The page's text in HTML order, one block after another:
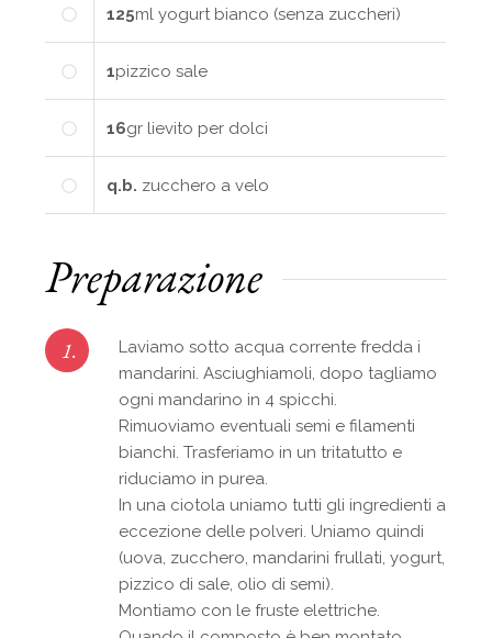
125ml yogurt bianco (senza zuccheri)
1pizzico sale
16gr lievito per dolci
q.b. zucchero a velo
Preparazione
1.
Laviamo sotto acqua corrente fredda i
mandarini. Asciughiamoli, dopo tagliamo
ogni mandarino in 4 spicchi.
Rimuoviamo eventuali semi e filamenti
bianchi. Trasferiamo in un tritatutto e
riduciamo in purea.
In una ciotola uniamo tutti gli ingredienti a
eccezione delle polveri. Uniamo quindi
(uova, zucchero, mandarini frullati, yogurt,
pizzico di sale, olio di semi).
Montiamo con le fruste elettriche.